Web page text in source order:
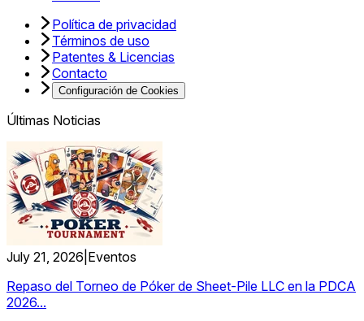
Política de privacidad
Términos de uso
Patentes & Licencias
Contacto
Configuración de Cookies
Últimas Noticias
July 21, 2026 Eventos
Repaso del Torneo de Póker de Sheet-Pile LLC en la PDCA
2026...